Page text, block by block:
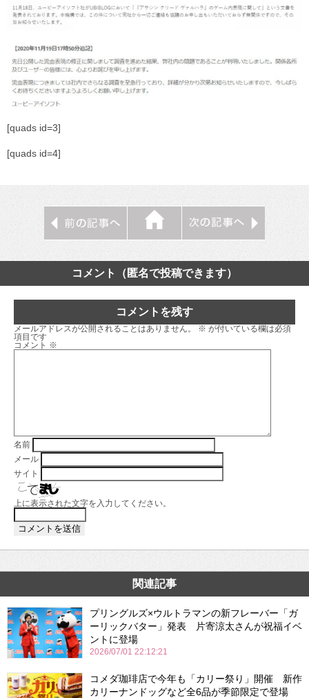
[quads id=3]
[quads id=4]
コメント（匿名で投稿できます）
コメントを残す
メールアドレスが公開されることはありません。 ※ が付いている欄は必須
項目です
コメント ※
名前
メール
サイト
上に表示された文字を入力してください。
関連記事
プリングルズ×ウルトラマンの新フレーバー「ガ
ーリックバター」発表 片寄涼太さんが祝福イベ
ントに登場
2026/07/01 22:12:21
コメダ珈琲店で今年も「カリー祭り」開催 新作
カリーナンドッグなど全6品が季節限定で登場